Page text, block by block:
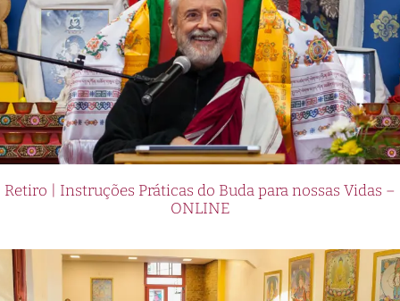
Retiro | Instruções Práticas do Buda para nossas Vidas –
ONLINE